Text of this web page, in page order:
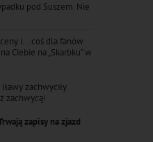
pod Suszem. Nie
i... coś dla fanów
Ciebie na „Skarbku” w
zachwyciły
zachwycą!
zapisy na zjazd